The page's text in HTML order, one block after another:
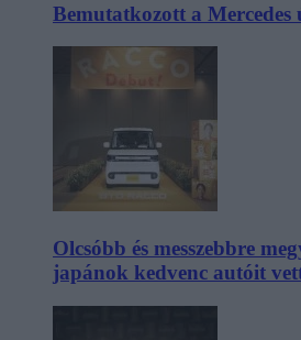
Bemutatkozott a
Olcsóbb és messzebbre
japánok kedvenc autóit